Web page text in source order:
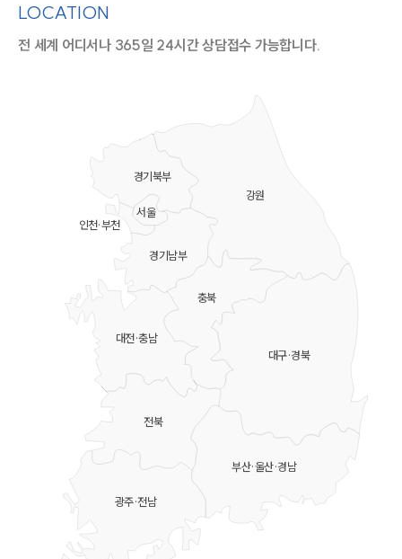
LOCATION
전 세계 어디서나 365일 24시간 상담접수 가능합니다.
강원
충북
대전·충남
대구·경북
부산·울산·경남
전북
광주·전남
경기북부
경기남부
서울
인천·부천